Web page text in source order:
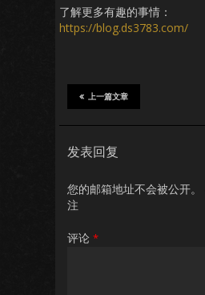
了解更多有趣的事情：
https://blog.ds3783.com/
上一篇文章
发表回复
您的邮箱地址不会被公开。
注
评论 *